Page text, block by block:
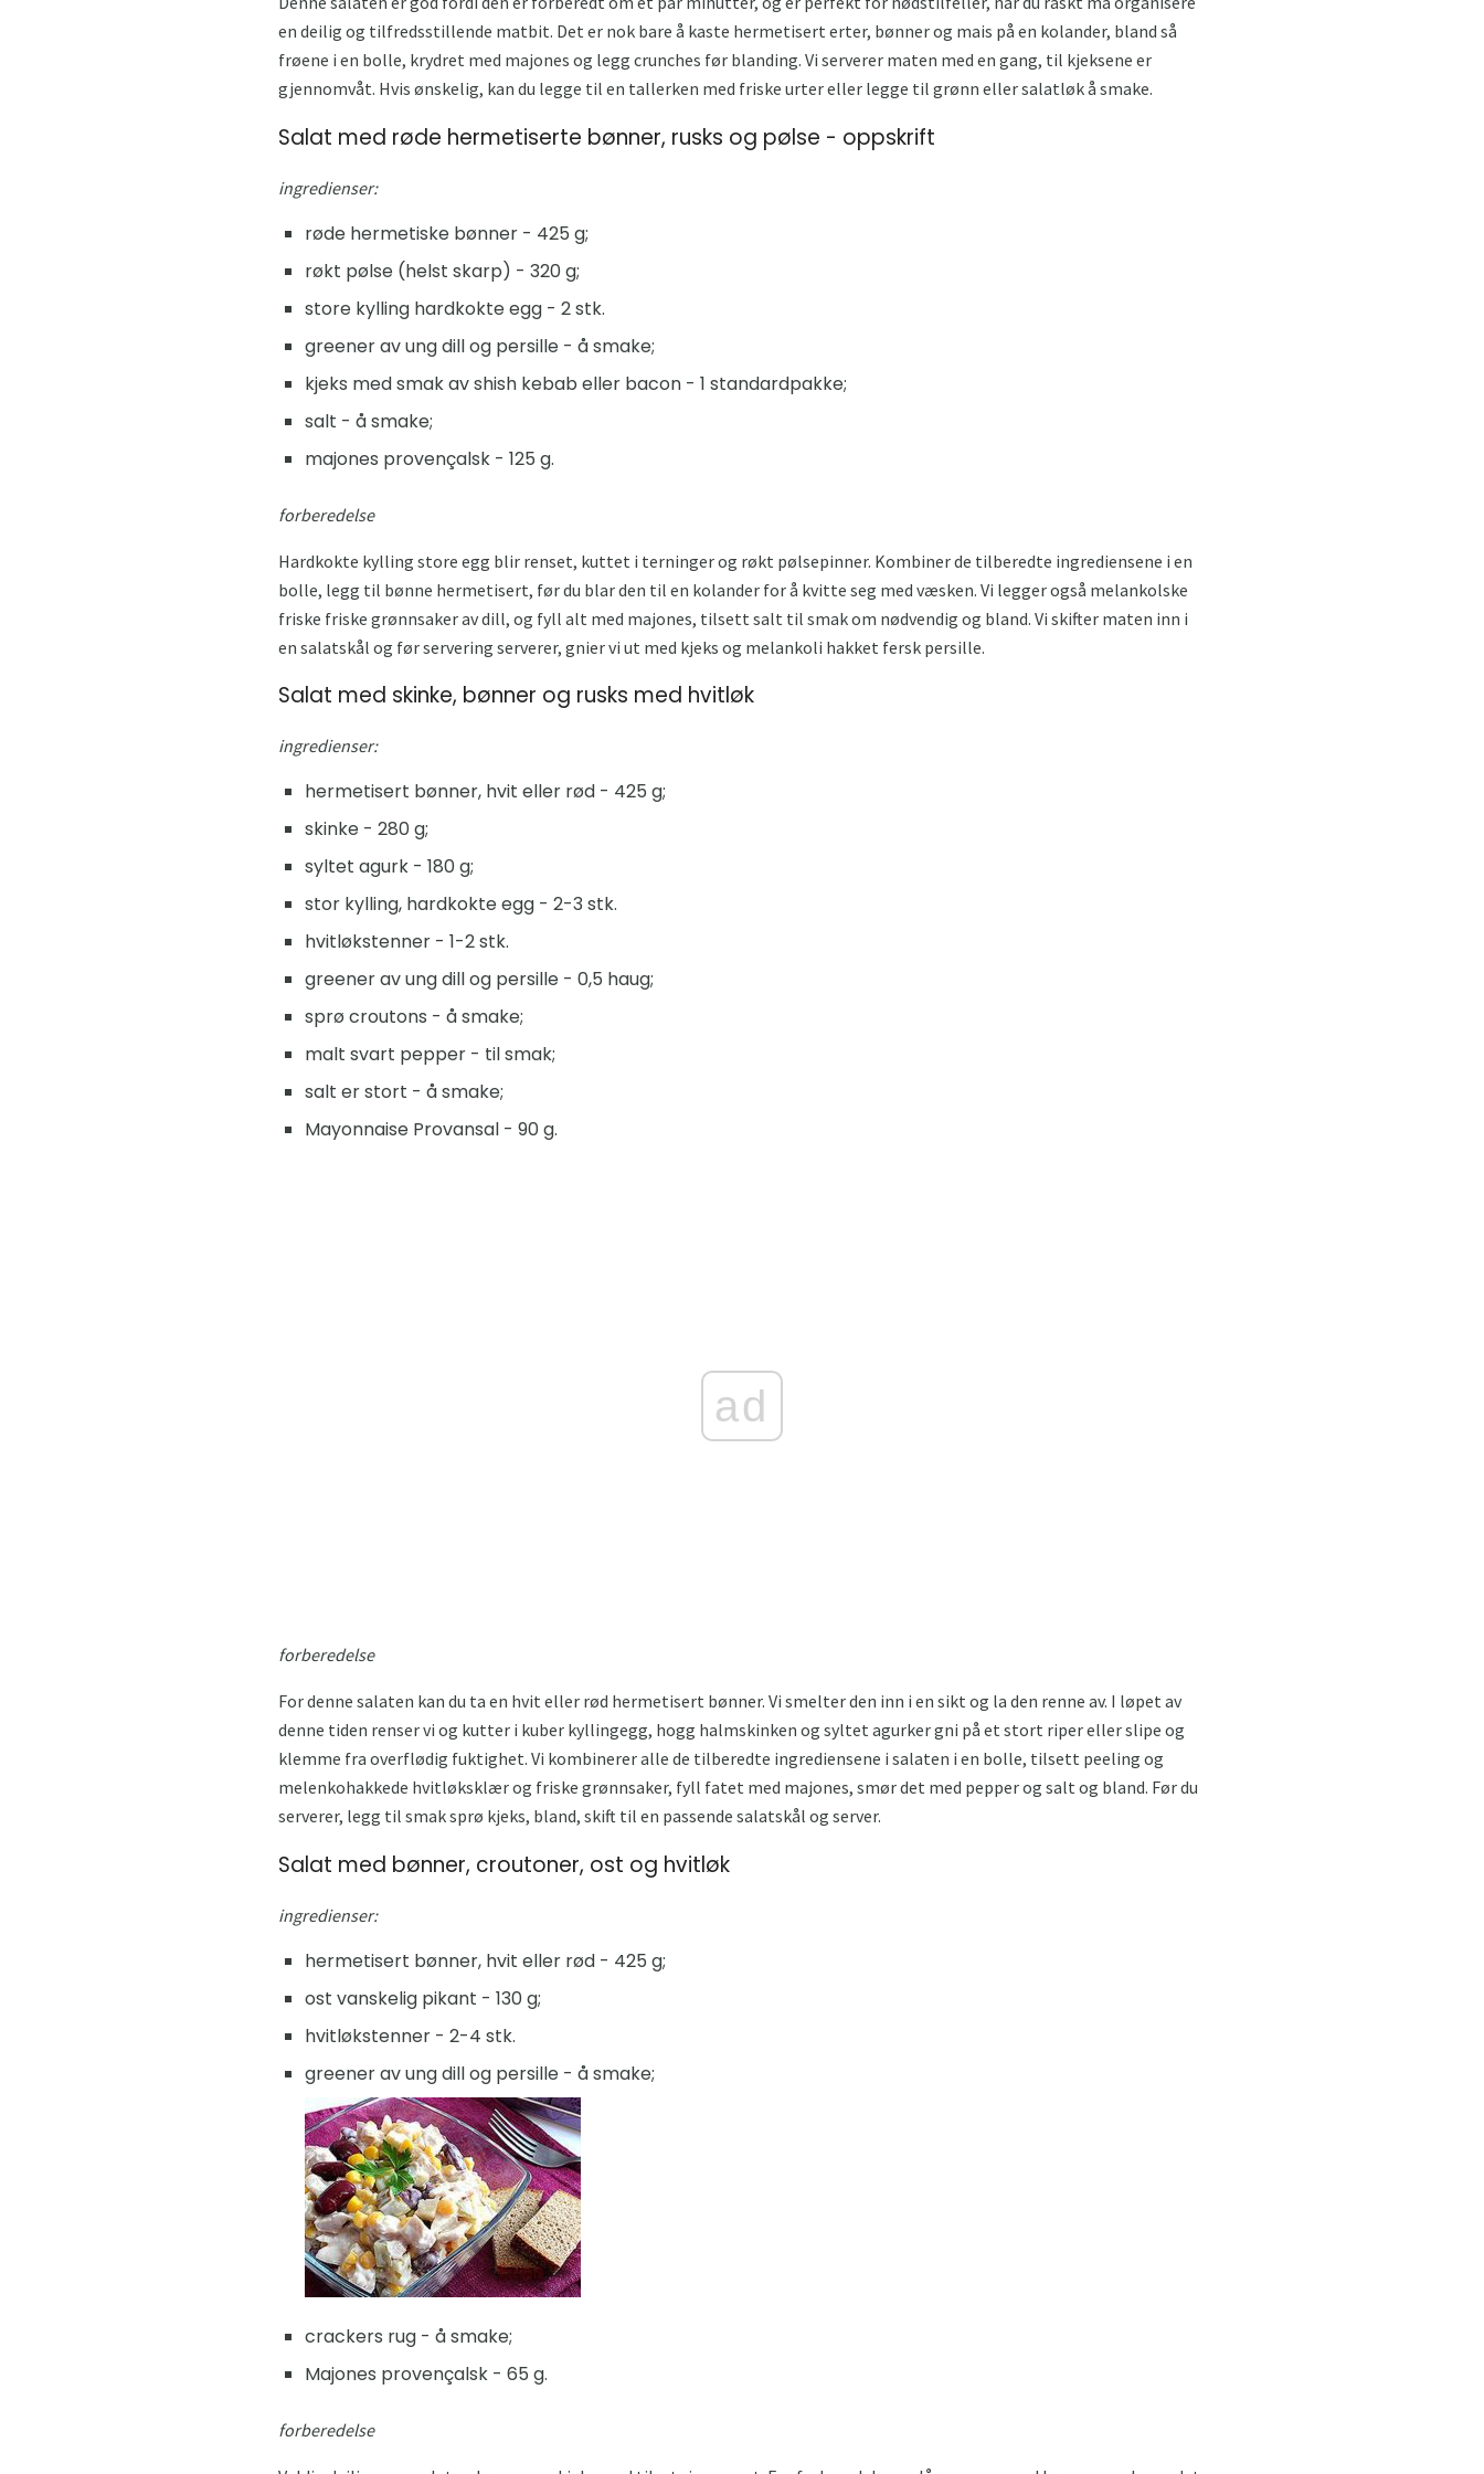
en deilig og tilfredsstillende matbit. Det er nok bare å kaste hermetisert erter, bønner og mais på en kolander, bland så
frøene i en bolle, krydret med majones og legg crunches før blanding. Vi serverer maten med en gang, til kjeksene er
gjennomvåt. Hvis ønskelig, kan du legge til en tallerken med friske urter eller legge til grønn eller salatløk å smake.
Salat med røde hermetiserte bønner, rusks og pølse - oppskrift
ingredienser:
røde hermetiske bønner - 425 g;
røkt pølse (helst skarp) - 320 g;
store kylling hardkokte egg - 2 stk.
greener av ung dill og persille - å smake;
kjeks med smak av shish kebab eller bacon - 1 standardpakke;
salt - å smake;
majones provençalsk - 125 g.
forberedelse
Hardkokte kylling store egg blir renset, kuttet i terninger og røkt pølsepinner. Kombiner de tilberedte ingrediensene i en
bolle, legg til bønne hermetisert, før du blar den til en kolander for å kvitte seg med væsken. Vi legger også melankolske
friske friske grønnsaker av dill, og fyll alt med majones, tilsett salt til smak om nødvendig og bland. Vi skifter maten inn i
en salatskål og før servering serverer, gnier vi ut med kjeks og melankoli hakket fersk persille.
Salat med skinke, bønner og rusks med hvitløk
ingredienser:
hermetisert bønner, hvit eller rød - 425 g;
skinke - 280 g;
syltet agurk - 180 g;
stor kylling, hardkokte egg - 2-3 stk.
hvitløkstenner - 1-2 stk.
greener av ung dill og persille - 0,5 haug;
sprø croutons - å smake;
malt svart pepper - til smak;
salt er stort - å smake;
Mayonnaise Provansal - 90 g.
ad
forberedelse
For denne salaten kan du ta en hvit eller rød hermetisert bønner. Vi smelter den inn i en sikt og la den renne av. I løpet av
denne tiden renser vi og kutter i kuber kyllingegg, hogg halmskinken og syltet agurker gni på et stort riper eller slipe og
klemme fra overflødig fuktighet. Vi kombinerer alle de tilberedte ingrediensene i salaten i en bolle, tilsett peeling og
melenkohakkede hvitløksklær og friske grønnsaker, fyll fatet med majones, smør det med pepper og salt og bland. Før du
serverer, legg til smak sprø kjeks, bland, skift til en passende salatskål og server.
Salat med bønner, croutoner, ost og hvitløk
ingredienser:
hermetisert bønner, hvit eller rød - 425 g;
ost vanskelig pikant - 130 g;
hvitløkstenner - 2-4 stk.
greener av ung dill og persille - å smake;
crackers rug - å smake;
Majones provençalsk - 65 g.
forberedelse